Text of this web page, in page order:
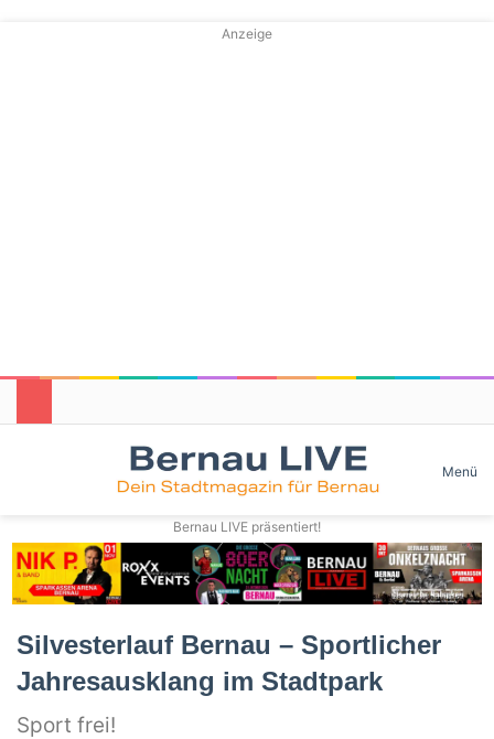
Anzeige
Skin umschalten Menü
Bernau LIVE präsentiert!
Silvesterlauf Bernau – Sportlicher
Jahresausklang im Stadtpark
Sport frei!